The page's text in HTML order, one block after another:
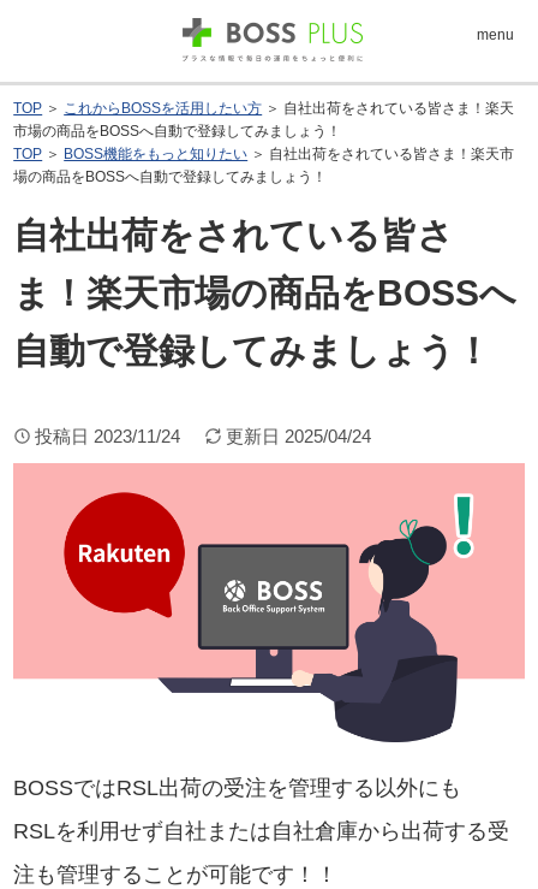
menu
TOP ＞ これからBOSSを活用したい方 ＞ 自社出荷をされている皆さま！楽天
市場の商品をBOSSへ自動で登録してみましょう！
TOP ＞ BOSS機能をもっと知りたい ＞ 自社出荷をされている皆さま！楽天市
場の商品をBOSSへ自動で登録してみましょう！
自社出荷をされている皆さ
ま！楽天市場の商品をBOSSへ
自動で登録してみましょう！
投稿日 2023/11/24 更新日 2025/04/24
BOSSではRSL出荷の受注を管理する以外にも
RSLを利用せず自社または自社倉庫から出荷する受
注も管理することが可能です！！